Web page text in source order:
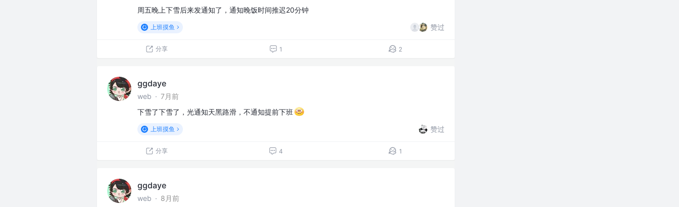
周五晚上下雪后来发通知了，通知晚饭时间推迟20分钟
上班摸鱼 赞过
分享 1 2
ggdaye
web · 7月前
下雪了下雪了，光通知天黑路滑，不通知提前下班
上班摸鱼 赞过
分享 4 1
ggdaye
web · 8月前